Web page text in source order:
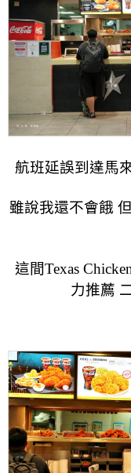
航班延誤到達馬
雖說我還不會餓
這間Texas
力推薦